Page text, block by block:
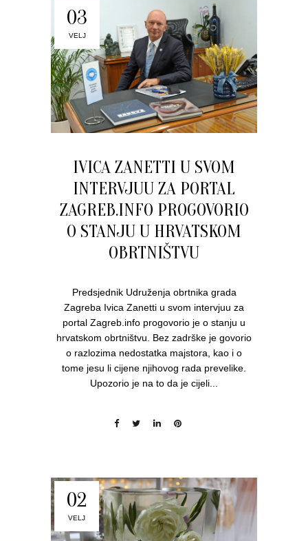
03
VELJ
IVICA ZANETTI U SVOM
INTERVJUU ZA PORTAL
ZAGREB.INFO PROGOVORIO
O STANJU U HRVATSKOM
OBRTNIŠTVU
Predsjednik Udruženja obrtnika grada
Zagreba Ivica Zanetti u svom intervjuu za
portal Zagreb.info progovorio je o stanju u
hrvatskom obrtništvu. Bez zadrške je govorio
o razlozima nedostatka majstora, kao i o
tome jesu li cijene njihovog rada prevelike.
Upozorio je na to da je cijeli...
02
VELJ